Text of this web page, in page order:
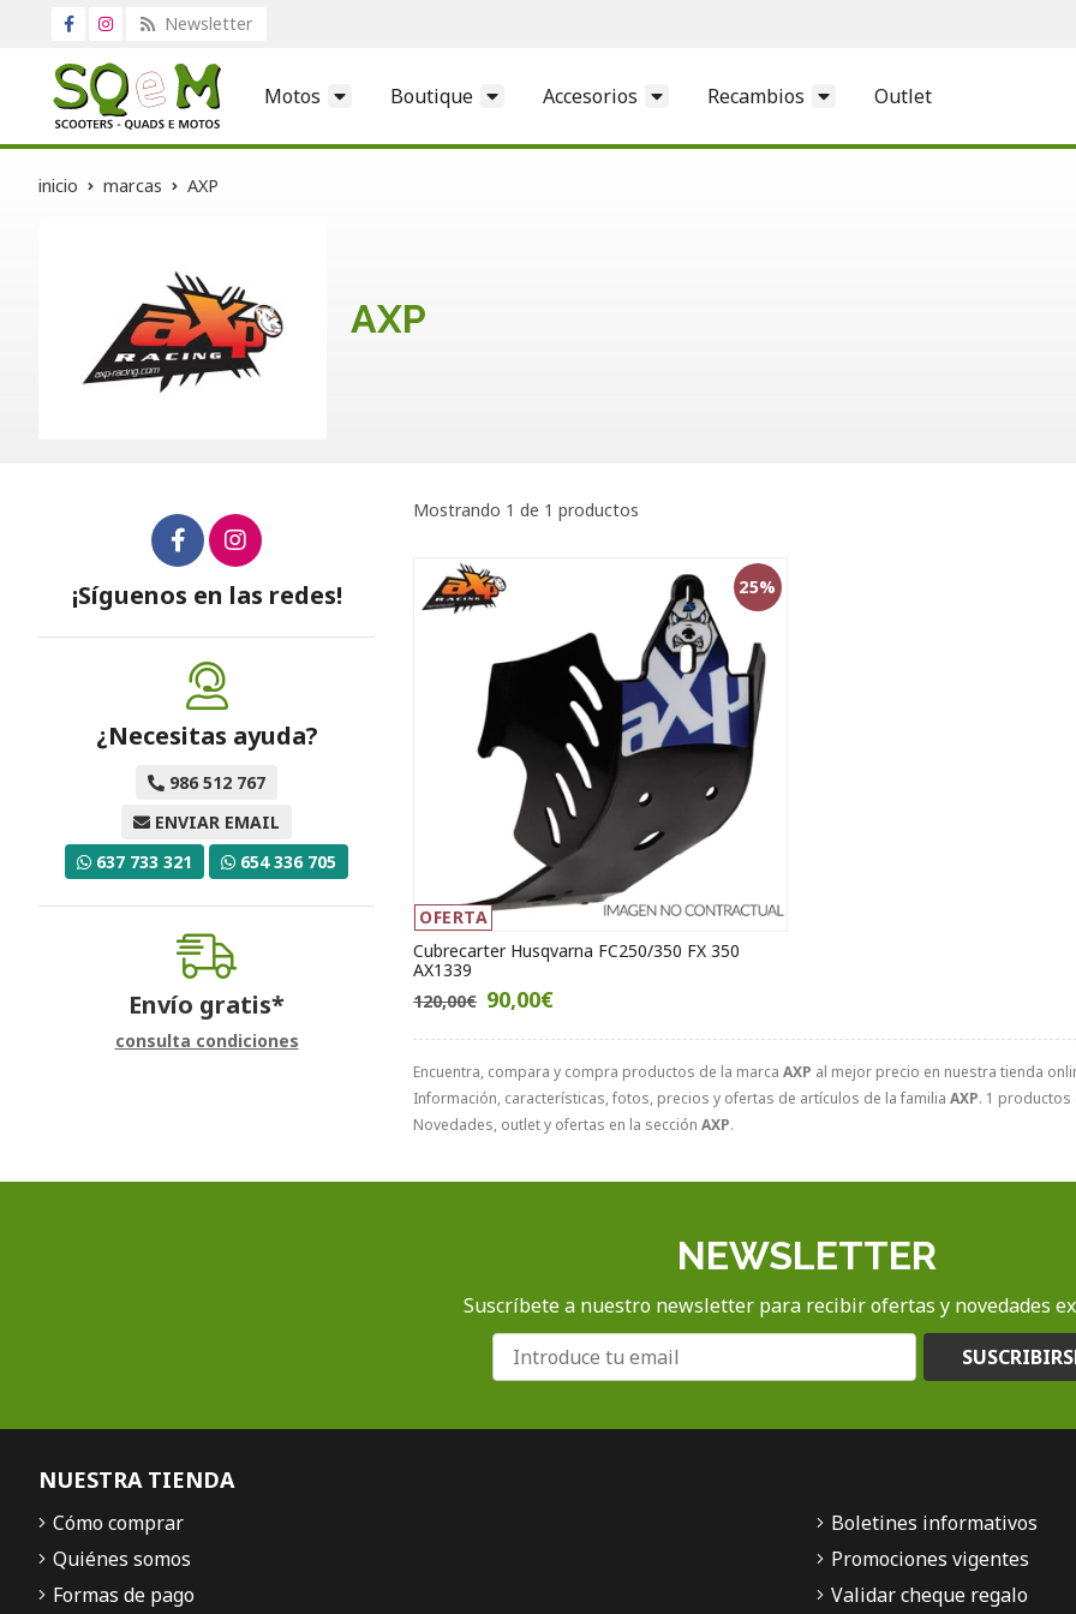
Newsletter
Motos Boutique Accesorios Recambios Outlet
inicio marcas AXP
AXP
Encuentra, compara y compra productos de la marca AXP al mejor precio en nuestra tienda
Información, características, fotos, precios y ofertas de artículos de la familia AXP. 1
Novedades, outlet y ofertas en la sección AXP.
Mostrando 1 de 1 productos
25%
OFERTA
Cubrecarter Husqvarna FC250/350 FX 350
AX1339
120,00€ 90,00€
¡Síguenos en las redes!
¿Necesitas ayuda?
986 512 767
ENVIAR EMAIL
637 733 321
654 336 705
Envío gratis*
consulta condiciones
NEWSLETTER
Suscríbete a nuestro newsletter para recibir ofertas y novedades
NUESTRA TIENDA
Cómo comprar
Quiénes somos
Formas de pago
Boletines informativos
Promociones vigentes
Validar cheque regalo